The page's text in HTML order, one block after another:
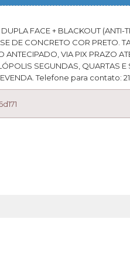
FACE + BLACKOUT (ANTI-
DE CONCRETO COR PRETO.
VIA PIX PRAZO
SEGUNDAS, QUARTAS E
Telefone para